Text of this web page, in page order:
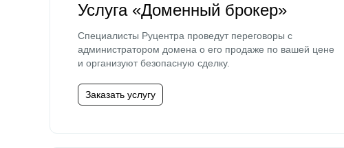
Услуга «Доменный брокер»
Специалисты Руцентра проведут переговоры с
администратором домена о его продаже по вашей цене
и организуют безопасную сделку.
Заказать услугу